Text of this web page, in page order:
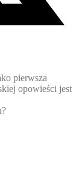
pierwsza
opowieści jest